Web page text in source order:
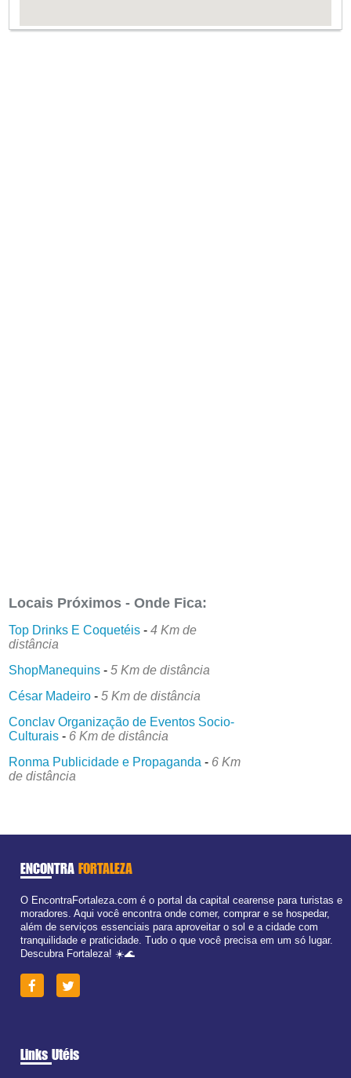
Locais Próximos - Onde Fica:
Top Drinks E Coquetéis -4 Km de
distância
ShopManequins -5 Km de distância
César Madeiro -5 Km de distância
Conclav Organização de Eventos Socio-
Culturais - 6 Km de distância
Ronma Publicidade e Propaganda - 6 Km
de distância
ENCONTRA FORTALEZA
O EncontraFortaleza.com é o portal da capital cearense para turistas e
moradores. Aqui você encontra onde comer, comprar e se hospedar,
além de serviços essenciais para aproveitar o sol e a cidade com
tranquilidade e praticidade. Tudo o que você precisa em um só lugar.
Descubra Fortaleza! ☀️🌊
Links Utéis